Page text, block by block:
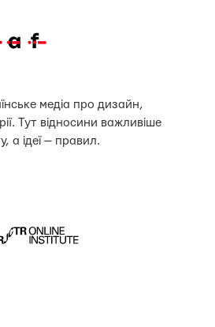
медіа про дизайн,
Тут відносини важливіше
а ідеї — правил.